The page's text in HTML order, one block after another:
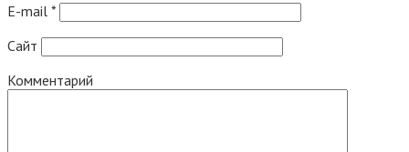
E-mail *
Сайт
Комментарий